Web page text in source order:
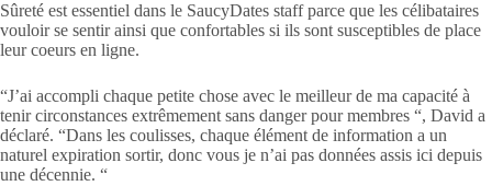
Sûreté est essentiel dans le SaucyDates staff parce que les célibataires
vouloir se sentir ainsi que confortables si ils sont susceptibles de place
leur coeurs en ligne.
“J’ai accompli chaque petite chose avec le meilleur de ma capacité à
tenir circonstances extrêmement sans danger pour membres “, David a
déclaré. “Dans les coulisses, chaque élément de information a un
naturel expiration sortir, donc vous je n’ai pas données assis ici depuis
une décennie. “